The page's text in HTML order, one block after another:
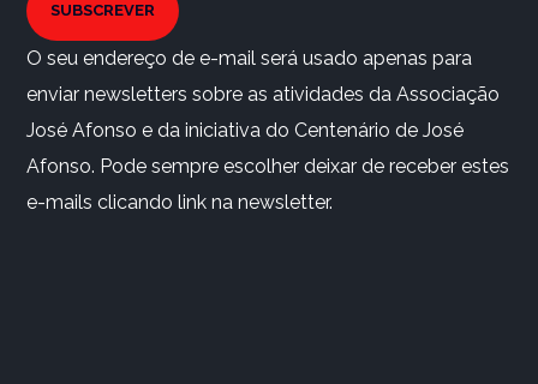
SUBSCREVER
O seu endereço de e-mail será usado apenas para
enviar newsletters sobre as atividades da Associação
José Afonso e da iniciativa do Centenário de José
Afonso. Pode sempre escolher deixar de receber estes
e-mails clicando link na newsletter.